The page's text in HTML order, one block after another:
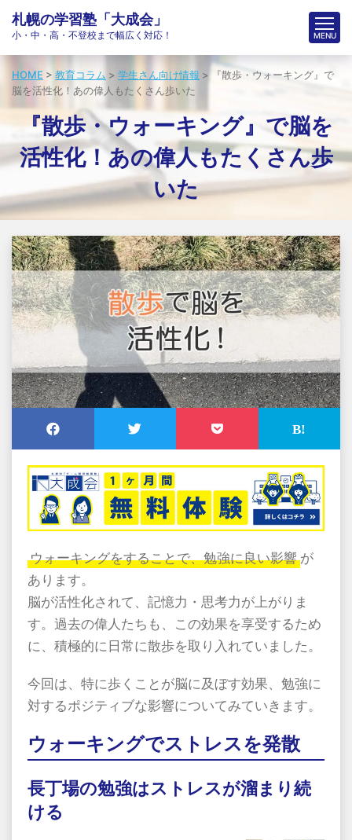
札幌の学習塾「大成会」
小・中・高・不登校まで幅広く対応！
HOME > 教育コラム > 学生さん向け情報 >
『散歩・ウォーキング』で
脳を活性化！あの偉人もたくさん歩いた
『散歩・ウォーキング』で脳を
活性化！あの偉人もたくさん歩
いた
ウォーキングをすることで、勉強に良い影響が
あります。
脳が活性化されて、記憶力・思考力が上がりま
す。過去の偉人たちも、この効果を享受するため
に、積極的に日常に散歩を取り入れていました。
今回は、特に歩くことが脳に及ぼす効果、勉強に
対するポジティブな影響についてみていきます。
ウォーキングでストレスを発散
長丁場の勉強はストレスが溜まり続
ける